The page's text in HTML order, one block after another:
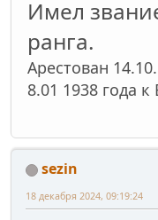
Имел
ранга.
Арестован
8.01 1938 года
sezin
18 декабря 2024, 09:19:24